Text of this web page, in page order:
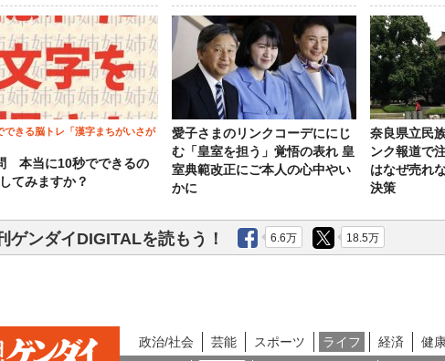
できる脳トレ「漢字まちがいさが
本当に10秒でできるの
てみますか？
愛子さまのリンクコーデににじ
む「皇室を担う」覚悟の表れ 皇
室典範改正にご本人の心中やい
かに
奈良県立民
ンク報道で
はなぜ売れ
決策
ゲンダイDIGITALを読もう！ 6.6万 18.5万
政治/社会 芸能 スポーツ ライフ 経済 健